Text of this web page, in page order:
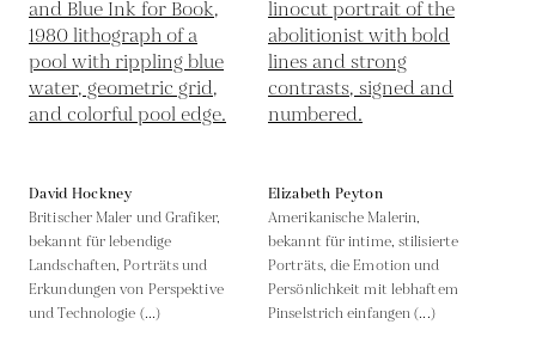
David Hockney
Britischer Maler und Grafiker,
bekannt für lebendige
Landschaften, Porträts und
Erkundungen von Perspektive
und Technologie (...)
Elizabeth Peyton
Amerikanische Malerin,
bekannt für intime, stilisierte
Porträts, die Emotion und
Persönlichkeit mit lebhaftem
Pinselstrich einfangen (...)